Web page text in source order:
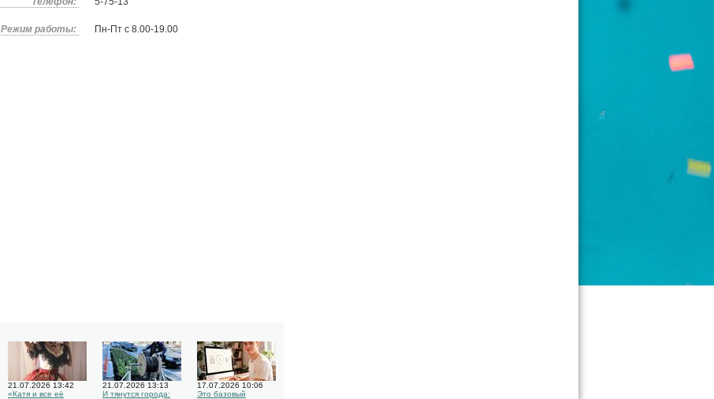
Режим работы: Пн-Пт с 8.00-19.00
21.07.2026 13:42
«Катя и все её
21.07.2026 13:13
И тянутся города:
17.07.2026 10:06
Это базовый